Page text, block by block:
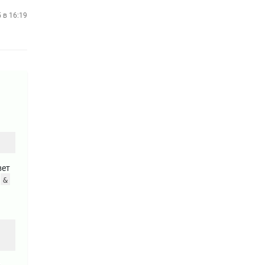
в 16:19
&